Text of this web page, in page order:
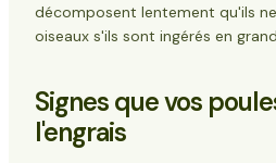
décomposent lentement qu'ils
oiseaux s'ils sont ingérés en
Signes que vos
l'engrais